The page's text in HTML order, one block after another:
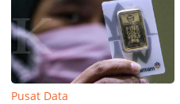
Pusat Data